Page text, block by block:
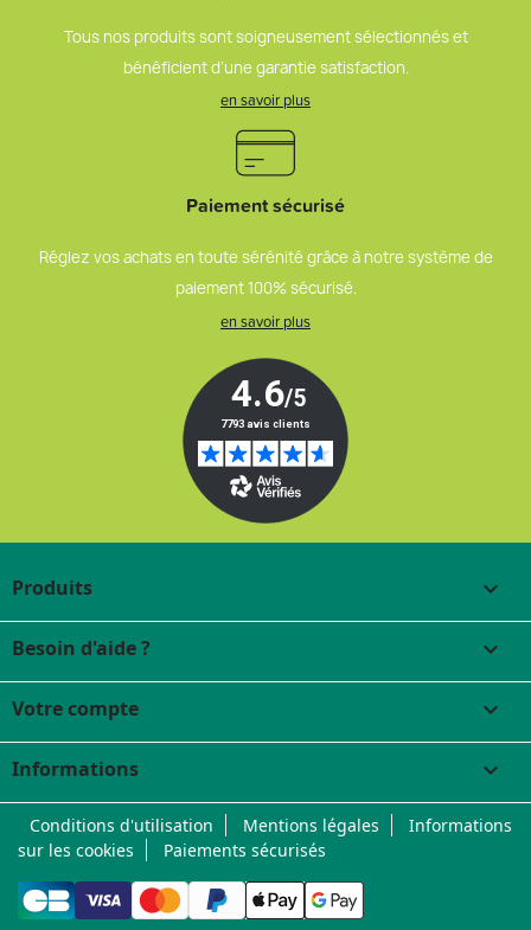
Tous nos produits sont soigneusement sélectionnés et
bénéficient d’une garantie satisfaction.
en savoir plus
Paiement sécurisé
Réglez vos achats en toute sérénité grâce à notre système de
paiement 100% sécurisé.
en savoir plus
Produits 
Besoin d'aide ? 
Votre compte 
Informations keyboard_arrow_down
Conditions d'utilisation Mentions légales
Informations
sur les cookies
Paiements sécurisés